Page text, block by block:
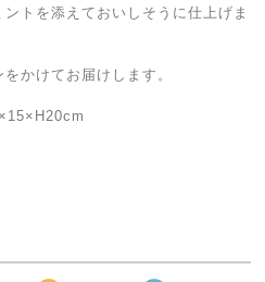
トを添えておいしそうに仕上げま
かけてお届けします。